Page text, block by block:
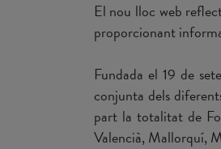
El nou lloc web
proporcionant
Fundada el 19 de
conjunta dels
part la totalitat de
Valencià, Mallorquí,